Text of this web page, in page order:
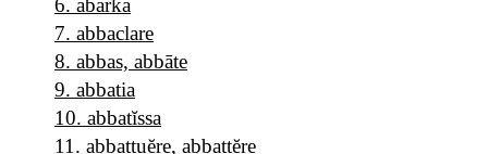
6. abarka
7. abbaclare
8. abbas, abbāte
9. abbatia
10. abbatĭssa
11 . abbattuĕre, abbattĕre